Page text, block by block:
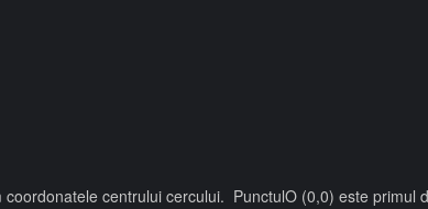
centrului cercului. PunctulO (0,0) este primul